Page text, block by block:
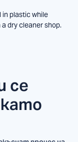
се